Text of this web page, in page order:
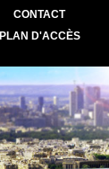
CONTACT
PLAN D'ACCÈS